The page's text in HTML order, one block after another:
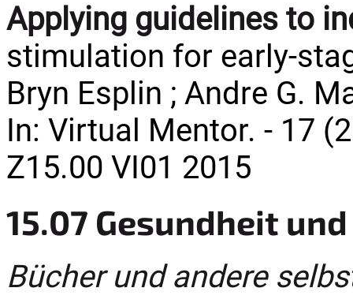
Applying guidelines to
stimulation for early-
Bryn Esplin ; Andre G.
In: Virtual Mentor. - 17
Z15.00 VI01 2015
15.07 Gesundheit
Bücher und andere